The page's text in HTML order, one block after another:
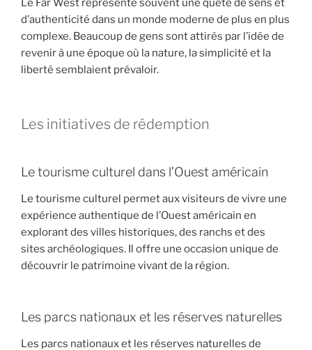
Le Far West représente souvent une quête de sens et
d’authenticité dans un monde moderne de plus en plus
complexe. Beaucoup de gens sont attirés par l’idée de
revenir à une époque où la nature, la simplicité et la
liberté semblaient prévaloir.
Les initiatives de rédemption
Le tourisme culturel dans l’Ouest américain
Le tourisme culturel permet aux visiteurs de vivre une
expérience authentique de l’Ouest américain en
explorant des villes historiques, des ranchs et des
sites archéologiques. Il offre une occasion unique de
découvrir le patrimoine vivant de la région.
Les parcs nationaux et les réserves naturelles
Les parcs nationaux et les réserves naturelles de